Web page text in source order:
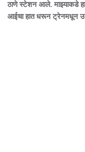
ठाणे स्टेशन आले. माझ्याकडे
आईचा हात धरून ट्रेनमधून